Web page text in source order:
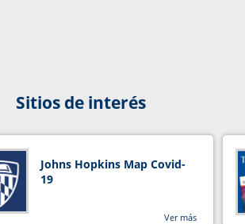
Sitios de interés
Johns Hopkins Map Covid-
19
Ver más